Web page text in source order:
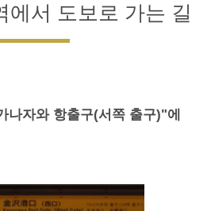
보 약5분
로 약15분
에서 도보로 가는 길
나자와 항출구(서쪽 출구)"에